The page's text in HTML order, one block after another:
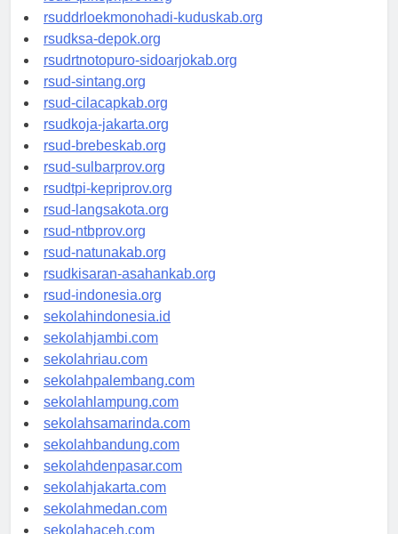
rsud-tpikepriprov.org
rsuddrloekmonohadi-kuduskab.org
rsudksa-depok.org
rsudrtnotopuro-sidoarjokab.org
rsud-sintang.org
rsud-cilacapkab.org
rsudkoja-jakarta.org
rsud-brebeskab.org
rsud-sulbarprov.org
rsudtpi-kepriprov.org
rsud-langsakota.org
rsud-ntbprov.org
rsud-natunakab.org
rsudkisaran-asahankab.org
rsud-indonesia.org
sekolahindonesia.id
sekolahjambi.com
sekolahriau.com
sekolahpalembang.com
sekolahlampung.com
sekolahsamarinda.com
sekolahbandung.com
sekolahdenpasar.com
sekolahjakarta.com
sekolahmedan.com